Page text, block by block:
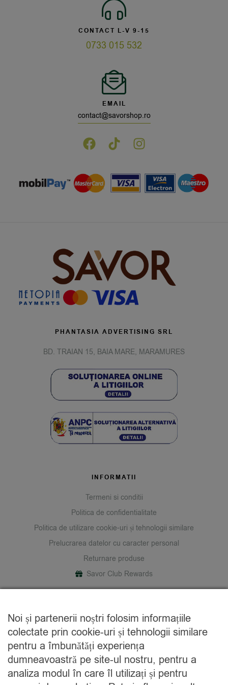
CONTACT L-V 9-15
0733 015 532
EMAIL
contact@savorshop.ro
PHANTASIA ADVERTISING SRL
BD. TRAIAN 15, BAIA MARE, MARAMURES
INFORMATII
Termeni si conditii
Politica de confidentialitate
Politica de utilizare cookie-uri și tehnologii similare
Prelucrarea datelor cu caracter personal
Returnare produse
Savor Club Rewards
Cine suntem
Blog
Contact
Noi și partenerii noștri folosim informațiile
colectate prin cookie-uri și tehnologii similare
pentru a îmbunătăți experiența
dumneavoastră pe site-ul nostru, pentru a
analiza modul în care îl utilizați și pentru